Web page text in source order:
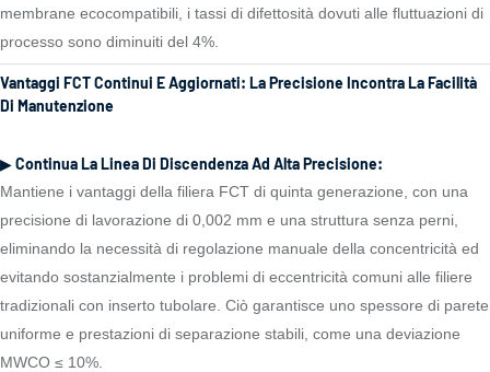
membrane ecocompatibili, i tassi di difettosità dovuti alle fluttuazioni di
processo sono diminuiti del 4%.
Vantaggi FCT Continui E Aggiornati: La Precisione Incontra La Facilità
Di Manutenzione
▶ Continua La Linea Di Discendenza Ad Alta Precisione:
Mantiene i vantaggi della filiera FCT di quinta generazione, con una
precisione di lavorazione di 0,002 mm e una struttura senza perni,
eliminando la necessità di regolazione manuale della concentricità ed
evitando sostanzialmente i problemi di eccentricità comuni alle filiere
tradizionali con inserto tubolare. Ciò garantisce uno spessore di parete
uniforme e prestazioni di separazione stabili, come una deviazione
MWCO ≤ 10%.